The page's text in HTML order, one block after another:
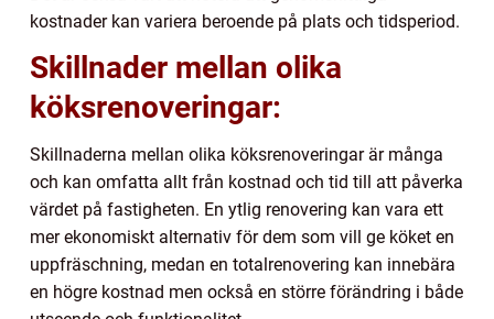
kostnader kan variera beroende på plats och tidsperiod.
Skillnader mellan olika
köksrenoveringar:
Skillnaderna mellan olika köksrenoveringar är många
och kan omfatta allt från kostnad och tid till att påverka
värdet på fastigheten. En ytlig renovering kan vara ett
mer ekonomiskt alternativ för dem som vill ge köket en
uppfräschning, medan en totalrenovering kan innebära
en högre kostnad men också en större förändring i både